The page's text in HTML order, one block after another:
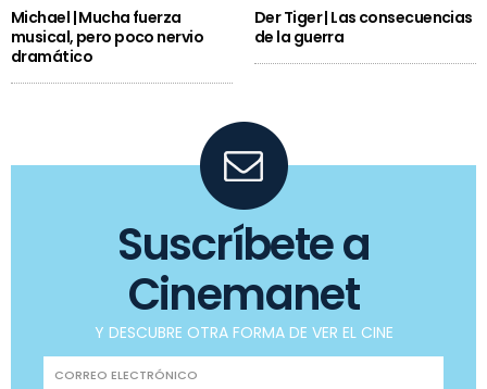
Michael | Mucha fuerza
musical, pero poco nervio
dramático
Der Tiger | Las consecuencias
de la guerra
Suscríbete a
Cinemanet
Y DESCUBRE OTRA FORMA DE VER EL CINE